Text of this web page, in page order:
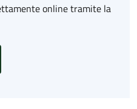
online tramite la